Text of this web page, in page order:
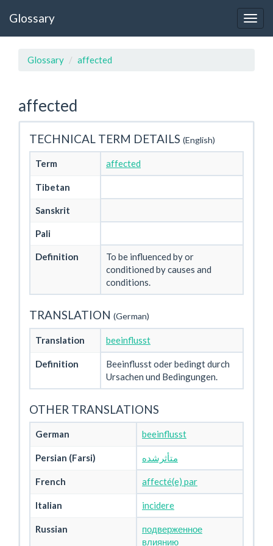
Glossary
Glossary affected
affected
TECHNICAL TERM DETAILS (English)
Term affected
Tibetan
Sanskrit
Pali
Definition
To be influenced by or
conditioned by causes and
conditions.
TRANSLATION (German)
Translation beeinflusst
Definition
Beeinflusst oder bedingt durch
Ursachen und Bedingungen.
OTHER TRANSLATIONS
German beeinflusst
Persian (Farsi) متأثرشده
French affecté(e) par
Italian incidere
Russian
подверженное
влиянию